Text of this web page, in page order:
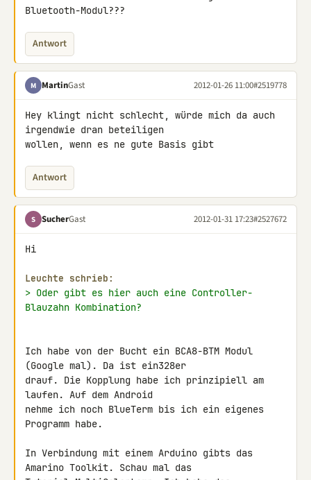
Bluetooth-Modul???
Antwort
M MartinGast 2012-01-26 11:00#2519778
Hey klingt nicht schlecht, würde mich da auch
irgendwie dran beteiligen
wollen, wenn es ne gute Basis gibt
Antwort
S SucherGast 2012-01-31 17:23#2527672
Hi
Leuchte schrieb:
> Oder gibt es hier auch eine Controller-
Blauzahn Kombination?
Ich habe von der Bucht ein BCA8-BTM Modul
(Google mal). Da ist ein328er
drauf. Die Kopplung habe ich prinzipiell am
laufen. Auf dem Android
nehme ich noch BlueTerm bis ich ein eigenes
Programm habe.
In Verbindung mit einem Arduino gibts das
Amarino Toolkit. Schau mal das